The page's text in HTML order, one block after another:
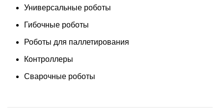
Универсальные роботы
Гибочные роботы
Роботы для паллетирования
Контроллеры
Сварочные роботы